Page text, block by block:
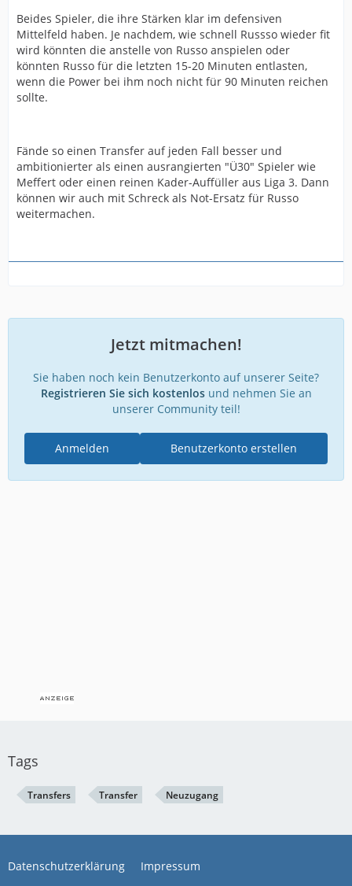
Beides Spieler, die ihre Stärken klar im defensiven
Mittelfeld haben. Je nachdem, wie schnell Russso wieder fit
wird könnten die anstelle von Russo anspielen oder
könnten Russo für die letzten 15-20 Minuten entlasten,
wenn die Power bei ihm noch nicht für 90 Minuten reichen
sollte.
Fände so einen Transfer auf jeden Fall besser und
ambitionierter als einen ausrangierten "Ü30" Spieler wie
Meffert oder einen reinen Kader-Auffüller aus Liga 3. Dann
können wir auch mit Schreck als Not-Ersatz für Russo
weitermachen.
Jetzt mitmachen!
Sie haben noch kein Benutzerkonto auf unserer Seite?
Registrieren Sie sich kostenlosund nehmen Sie an
unserer Community teil!
Benutzerkonto erstellen
Anmelden
Tags
Transfers Transfer Neuzugang
Datenschutzerklärung Impressum